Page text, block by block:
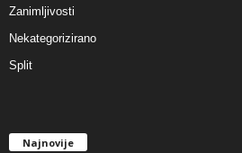
Zanimljivosti
Nekategorizirano
Split
Najnovije